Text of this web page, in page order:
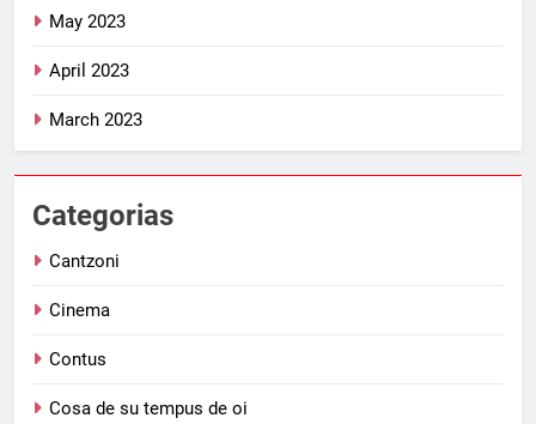
May 2023
April 2023
March 2023
Categorias
Cantzoni
Cinema
Contus
Cosa de su tempus de oi